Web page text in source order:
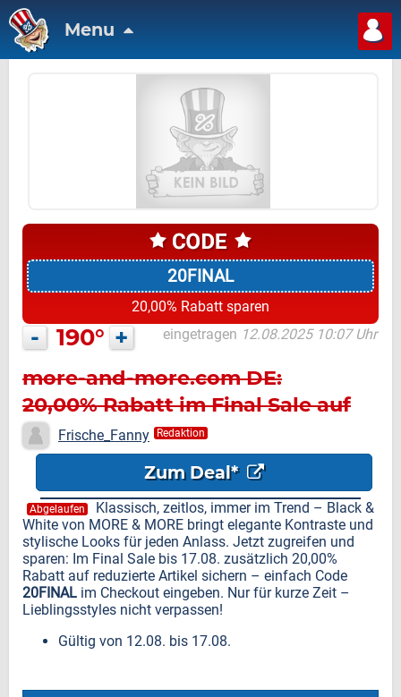
Menu
20FINAL
20,00% Rabatt sparen
- 190° + eingetragen 12.08.2025 10:07 Uhr
more-and-more.com DE:
20,00% Rabatt im Final Sale auf
bereits reduzierte Artikel
Frische_Fanny Redaktion
Zum Deal*
Abgelaufen
Klassisch, zeitlos, immer im Trend – Black &
White von MORE & MORE bringt elegante Kontraste und
stylische Looks für jeden Anlass. Jetzt zugreifen und
sparen: Im Final Sale bis 17.08. zusätzlich 20,00%
Rabatt auf reduzierte Artikel sichern – einfach Code
20FINAL im Checkout eingeben. Nur für kurze Zeit –
Lieblingsstyles nicht verpassen!
Gültig von 12.08. bis 17.08.